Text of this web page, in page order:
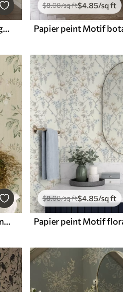
Papier peint Motif lumineux avec ginkgo et pivoines
$8.08/sq ft$4.85/sq ft
Papier peint Branches délicates ornées de fleurs sur fond crème chaud
$8.08/sq ft$4.85/sq ft